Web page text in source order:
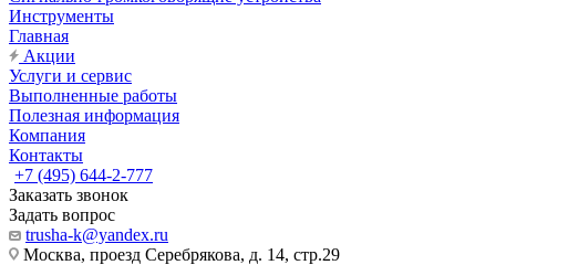
Инструменты
Главная
Акции
Услуги и сервис
Выполненные работы
Полезная информация
Компания
Контакты
+7 (495) 644-2-777
Заказать звонок
Задать вопрос
trusha-k@yandex.ru
Москва, проезд Серебрякова, д. 14, стр.29